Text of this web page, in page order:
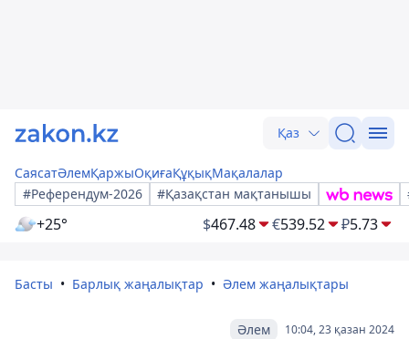
Қаз
СаясатӘлемҚаржыОқиғаҚұқықМақалалар
#Референдум-2026
#Қазақстан мақтанышы
+25° $467.48 €539.52 ₽5.73
Басты Барлық жаңалықтар Әлем жаңалықтары
10:04, 23 қазан 2024
Әлем